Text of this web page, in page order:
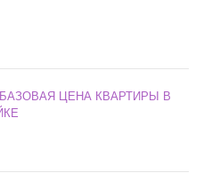
ЦЕНА КВАРТИРЫ В